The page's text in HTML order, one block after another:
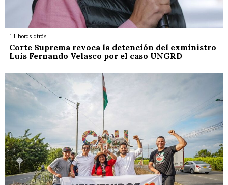
11 horas atrás
Corte Suprema revoca la detención del exministro
Luis Fernando Velasco por el caso UNGRD